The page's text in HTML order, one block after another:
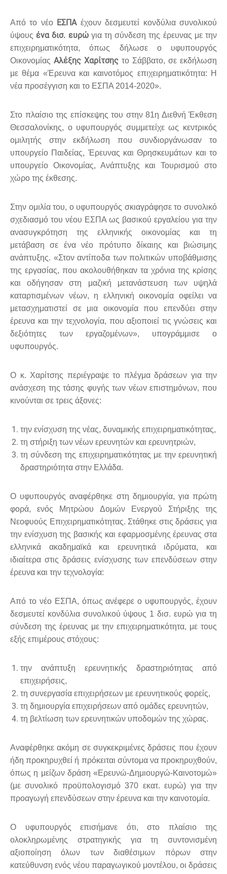
Από το νέο ΕΣΠΑέχουν δεσμευτεί κονδύλια συνολικού
ύψουςένα δισ. ευρώγια τη σύνδεση της έρευνας με την
επιχειρηματικότητα, όπως δήλωσε ο υφυπουργός
Οικονομίας Αλέξης Χαρίτσης το Σάββατο, σε εκδήλωση
με θέμα «Έρευνα και καινοτόμος επιχειρηματικότητα: Η
νέα προσέγγιση και το ΕΣΠΑ 2014-2020».
Στο πλαίσιο της επίσκεψης του στην 81η Διεθνή Έκθεση
Θεσσαλονίκης, ο υφυπουργός συμμετείχε ως κεντρικός
ομιλητής στην εκδήλωση που συνδιοργάνωσαν το
υπουργείο Παιδείας, Έρευνας και Θρησκευμάτων και το
υπουργείο Οικονομίας, Ανάπτυξης και Τουρισμού στο
χώρο της έκθεσης.
Στην ομιλία του, ο υφυπουργός σκιαγράφησε το συνολικό
σχεδιασμό του νέου ΕΣΠΑ ως βασικού εργαλείου για την
ανασυγκρότηση της ελληνικής οικονομίας και τη
μετάβαση σε ένα νέο πρότυπο δίκαιης και βιώσιμης
ανάπτυξης. «Στον αντίποδα των πολιτικών υποβάθμισης
της εργασίας, που ακολουθήθηκαν τα χρόνια της κρίσης
και οδήγησαν στη μαζική μετανάστευση των υψηλά
καταρτισμένων νέων, η ελληνική οικονομία οφείλει να
μετασχηματιστεί σε μια οικονομία που επενδύει στην
έρευνα και την τεχνολογία, που αξιοποιεί τις γνώσεις και
δεξιότητες των εργαζομένων», υπογράμμισε ο
υφυπουργός.
Ο κ. Χαρίτσης περιέγραψε το πλέγμα δράσεων για την
ανάσχεση της τάσης φυγής των νέων επιστημόνων, που
κινούνται σε τρεις άξονες:
την ενίσχυση της νέας, δυναμικής επιχειρηματικότητας,
τη στήριξη των νέων ερευνητών και ερευνητριών,
τη σύνδεση της επιχειρηματικότητας με την ερευνητική
δραστηριότητα στην Ελλάδα.
Ο υφυπουργός αναφέρθηκε στη δημιουργία, για πρώτη
φορά, ενός Μητρώου Δομών Ενεργού Στήριξης της
Νεοφυούς Επιχειρηματικότητας. Στάθηκε στις δράσεις για
την ενίσχυση της βασικής και εφαρμοσμένης έρευνας στα
ελληνικά ακαδημαϊκά και ερευνητικά ιδρύματα, και
ιδιαίτερα στις δράσεις ενίσχυσης των επενδύσεων στην
έρευνα και την τεχνολογία:
Από το νέο ΕΣΠΑ, όπως ανέφερε ο υφυπουργός, έχουν
δεσμευτεί κονδύλια συνολικού ύψους 1 δισ. ευρώ για τη
σύνδεση της έρευνας με την επιχειρηματικότητα, με τους
εξής επιμέρους στόχους:
την ανάπτυξη ερευνητικής δραστηριότητας από
επιχειρήσεις,
τη συνεργασία επιχειρήσεων με ερευνητικούς φορείς,
τη δημιουργία επιχειρήσεων από ομάδες ερευνητών,
τη βελτίωση των ερευνητικών υποδομών της χώρας.
Αναφέρθηκε ακόμη σε συγκεκριμένες δράσεις που έχουν
ήδη προκηρυχθεί ή πρόκειται σύντομα να προκηρυχθούν,
όπως η μείζων δράση «Ερευνώ-Δημιουργώ-Καινοτομώ»
(με συνολικό προϋπολογισμό 370 εκατ. ευρώ) για την
προαγωγή επενδύσεων στην έρευνα και την καινοτομία.
Ο υφυπουργός επισήμανε ότι, στο πλαίσιο της
ολοκληρωμένης στρατηγικής για τη συντονισμένη
αξιοποίηση όλων των διαθέσιμων πόρων στην
κατεύθυνση ενός νέου παραγωγικού μοντέλου, οι δράσεις